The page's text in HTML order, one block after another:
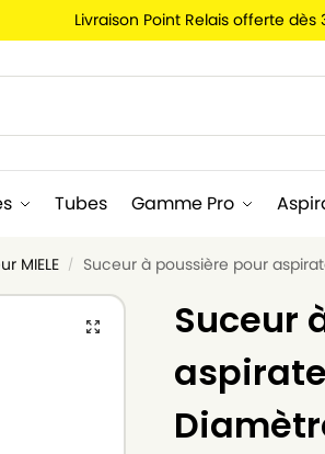
Livraison Point Relais offerte dès
Tubes Gamme Pro
MIELE / Suceur à poussière pour
Suceur